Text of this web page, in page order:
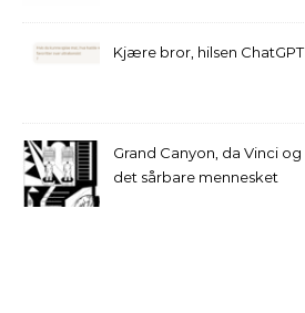
Kjære bror, hilsen ChatGPT
Grand Canyon, da Vinci og
det sårbare mennesket